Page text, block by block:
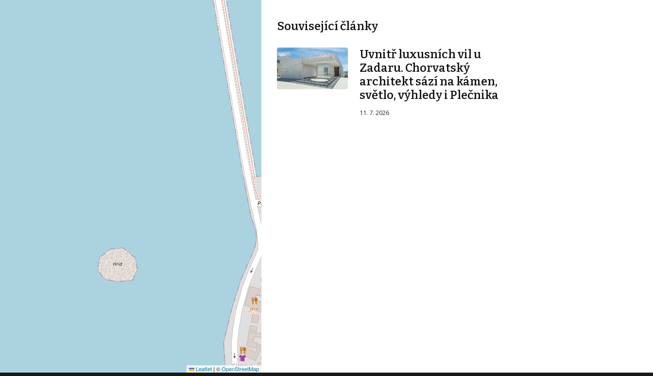
Leaflet | ©OpenStreetMap
Související články
Uvnitř luxusních vil u
Zadaru. Chorvatský
architekt sází na kámen,
světlo, výhledy i Plečnika
11. 7. 2026